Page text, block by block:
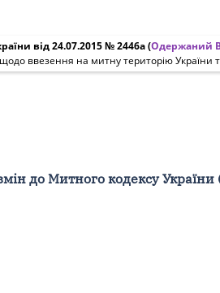
від 24.07.2015 № 2446а(Одержаний
ввезення на митну територію України